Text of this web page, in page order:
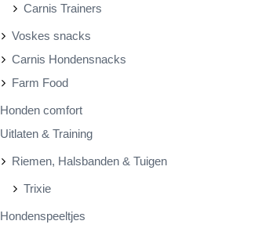
Carnis Trainers
Voskes snacks
Carnis Hondensnacks
Farm Food
Honden comfort
Uitlaten & Training
Riemen, Halsbanden & Tuigen
Trixie
Hondenspeeltjes